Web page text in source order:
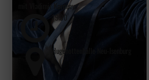
mit Vladimir Kornéev
19:30
Hugenottenhalle Neu-Isenburg